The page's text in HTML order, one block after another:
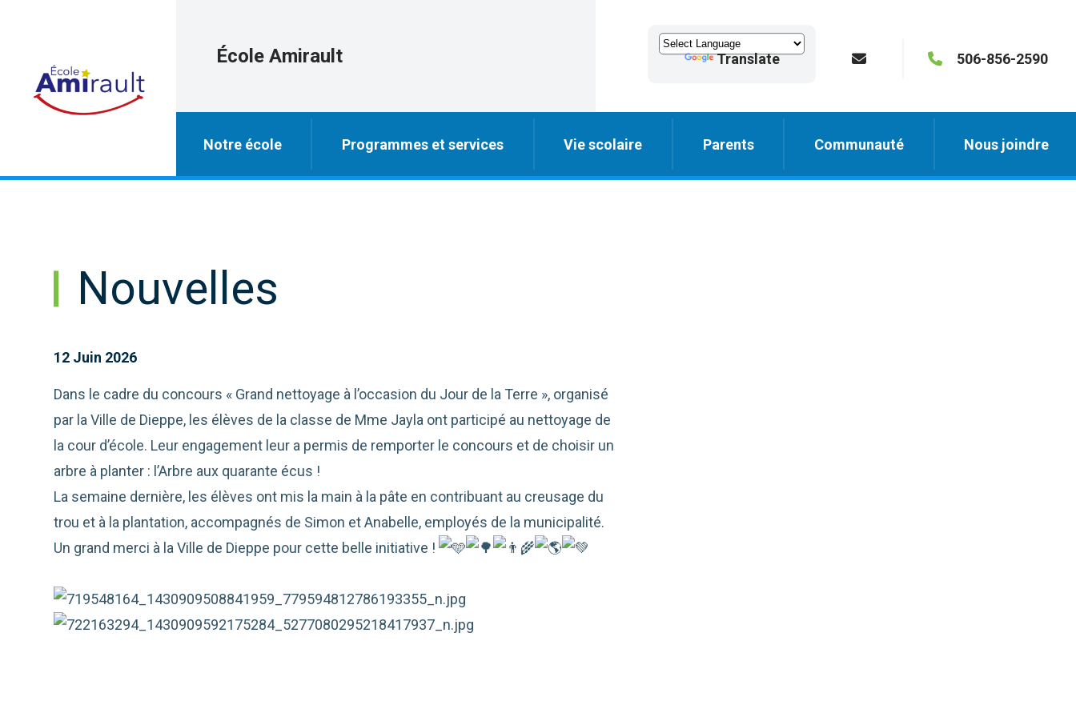
École Amirault Translate 506-856-2590
Notre école Programmes et services Vie scolaire Parents Communauté Nous joindre
Nouvelles
12 Juin 2026
Dans le cadre du concours « Grand nettoyage à l’occasion du Jour de la Terre », organisé
par la Ville de Dieppe, les élèves de la classe de Mme Jayla ont participé au nettoyage de
la cour d’école. Leur engagement leur a permis de remporter le concours et de choisir un
arbre à planter : l’Arbre aux quarante écus !
La semaine dernière, les élèves ont mis la main à la pâte en contribuant au creusage du
trou et à la plantation, accompagnés de Simon et Anabelle, employés de la municipalité.
Un grand merci à la Ville de Dieppe pour cette belle initiative !